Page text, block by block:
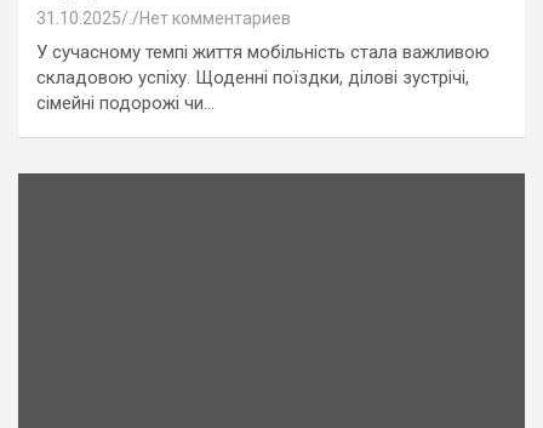
31.10.2025 Нет комментариев
У сучасному темпі життя мобільність стала важливою
складовою успіху. Щоденні поїздки, ділові зустрічі,
сімейні подорожі чи…